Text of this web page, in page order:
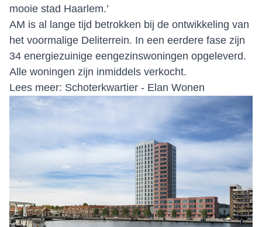
mooie stad Haarlem.’
AM is al lange tijd betrokken bij de ontwikkeling van
het voormalige Deliterrein. In een eerdere fase zijn
34 energiezuinige eengezinswoningen opgeleverd.
Alle woningen zijn inmiddels verkocht.
Lees meer: Schoterkwartier - Elan Wonen